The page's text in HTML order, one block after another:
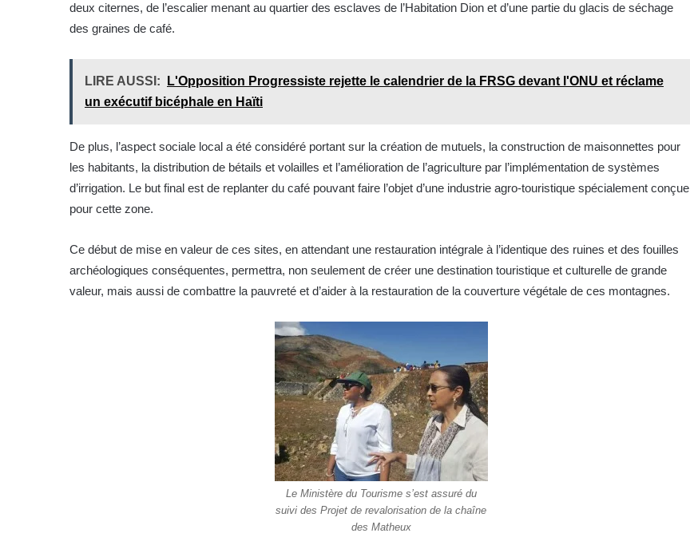
deux citernes, de l’escalier menant au quartier des esclaves de l’Habitation Dion et d’une partie du glacis de séchage
des graines de café.
LIRE AUSSI:
L'Opposition Progressiste rejette le calendrier de la FRSG devant l'ONU et réclame
un exécutif bicéphale en Haïti
De plus, l’aspect sociale local a été considéré portant sur la création de mutuels, la construction de maisonnettes pour
les habitants, la distribution de bétails et volailles et l’amélioration de l’agriculture par l’implémentation de systèmes
d’irrigation. Le but final est de replanter du café pouvant faire l’objet d’une industrie agro-touristique spécialement conçue
pour cette zone.
Ce début de mise en valeur de ces sites, en attendant une restauration intégrale à l’identique des ruines et des fouilles
archéologiques conséquentes, permettra, non seulement de créer une destination touristique et culturelle de grande
valeur, mais aussi de combattre la pauvreté et d’aider à la restauration de la couverture végétale de ces montagnes.
Le Ministère du Tourisme s’est assuré du
suivi des Projet de revalorisation de la chaîne
des Matheux